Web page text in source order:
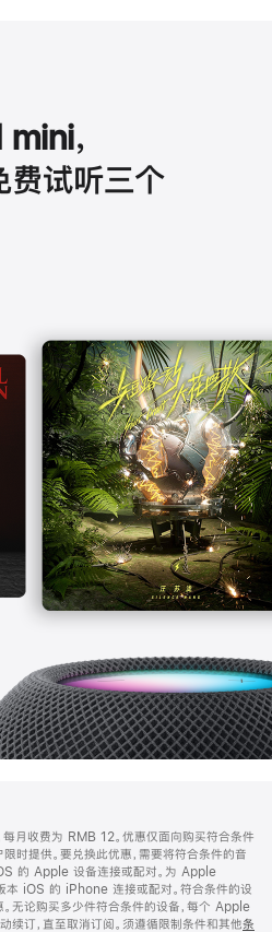
，
试听三个
每月收费为 RMB 12。优惠仅面向购买符合条件
提供。要兑换此优惠，需要将符合条件的音
的 Apple 设备连接或配对。为 Apple
本 iOS 的 iPhone 连接或配对。符合条件的设
无论购买多少件符合条件的设备，每个 Apple
续订，直至取消订阅。须遵循限制条件和其他条